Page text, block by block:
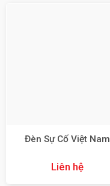
Đèn Sự Cố Việt Nam
Liên hệ